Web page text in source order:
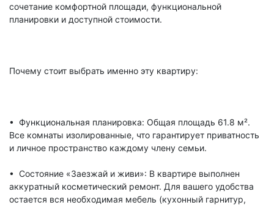
сочетание комфортной площади, функциональной
планировки и доступной стоимости.
Почему стоит выбрать именно эту квартиру:
• Функциональная планировка: Общая площадь 61.8 м².
Все комнаты изолированные, что гарантирует приватность
и личное пространство каждому члену семьи.
• Состояние «Заезжай и живи»: В квартире выполнен
аккуратный косметический ремонт. Для вашего удобства
остается вся необходимая мебель (кухонный гарнитур,